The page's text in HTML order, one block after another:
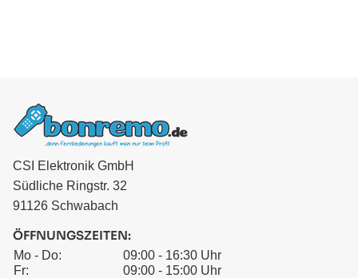
CSI Elektronik GmbH
Südliche Ringstr. 32
91126 Schwabach
ÖFFNUNGSZEITEN:
Mo - Do:
09:00 - 16:30 Uhr
Fr:
09:00 - 15:00 Uhr